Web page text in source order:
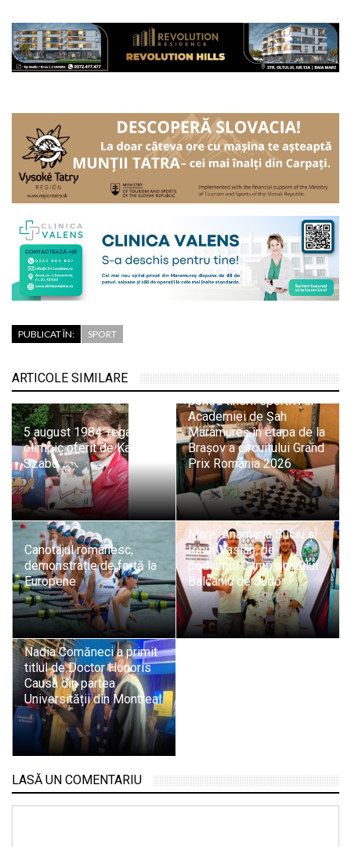
PUBLICAT ÎN: SPORT
ARTICOLE SIMILARE
5 august 1984: regalul
olimpic oferit de Kati
Szabo
Evoluții promițătoare
pentru tinerii sportivi ai
Academiei de Șah
Maramureș în etapa de la
Brașov a circuitului Grand
Prix România 2026
Canotajul românesc,
demonstrație de forță la
Europene
Mândrie pentru Baia
Mare: Anamaria Suciu și
Ionuț Vasian, pe
podiumul Campionatului
Balcanic de Judo
Nadia Comăneci a primit
titlul de Doctor Honoris
Causa din partea
Universității din Montreal
LASĂ UN COMENTARIU